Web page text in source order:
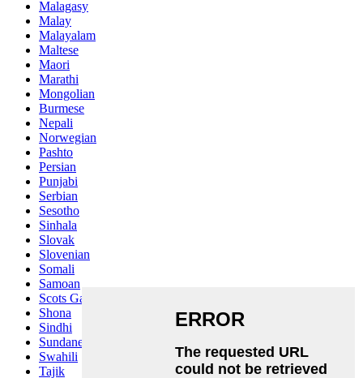
Malagasy
Malay
Malayalam
Maltese
Maori
Marathi
Mongolian
Burmese
Nepali
Norwegian
Pashto
Persian
Punjabi
Serbian
Sesotho
Sinhala
Slovak
Slovenian
Somali
Samoan
Scots Gaelic
Shona
Sindhi
Sundanese
Swahili
Tajik